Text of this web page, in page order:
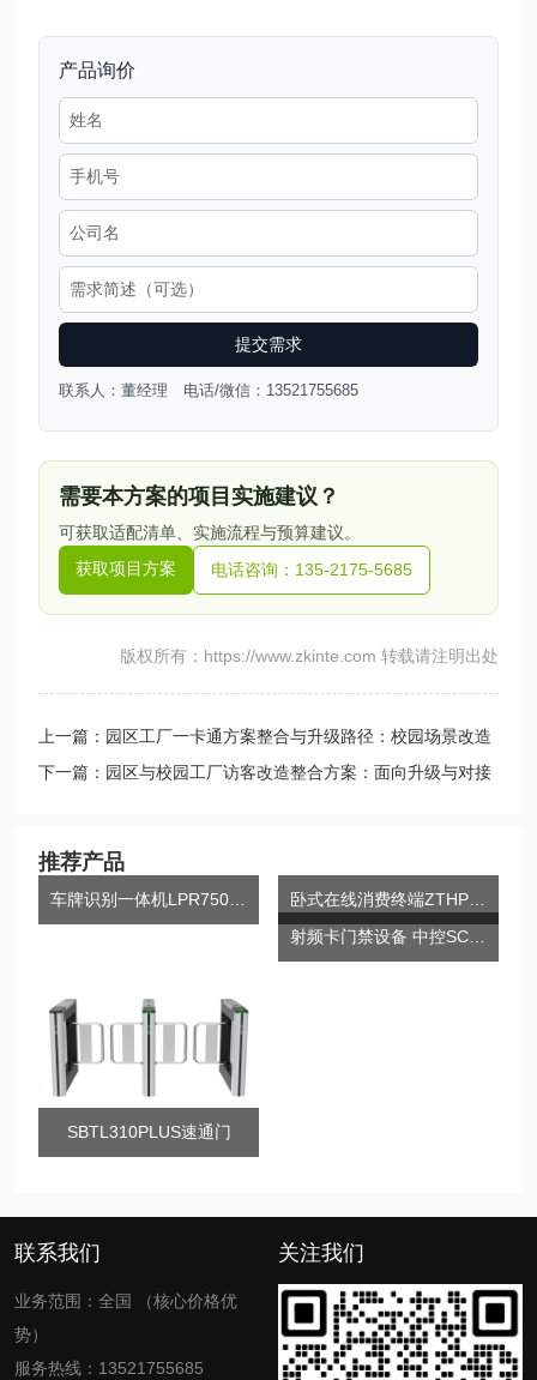
产品询价
提交需求
联系人：董经理 电话/微信：13521755685
需要本方案的项目实施建议？
可获取适配清单、实施流程与预算建议。
获取项目方案
电话咨询：135-2175-5685
版权所有：https://www.zkinte.com 转载请注明出处
上一篇：园区工厂一卡通方案整合与升级路径：校园场景改造
与平台对接要点
下一篇：园区与校园工厂访客改造整合方案：面向升级与对接
推荐产品
SBTL310PLUS速通门
联系我们
业务范围：全国 （核心价格优
势）
服务热线：13521755685
关注我们